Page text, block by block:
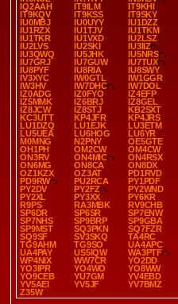
IQ2AAH
IT9ILM
IT9KHI
IT9KQV
IT9KSS
IT9SKY
IU0MBJ
IU0UYY
IU1DZZ
IU1RZX
IU1TJV
IU1TKM
IU1TKR
IU1VXD
IU2LSZ
IU2LVS
IU2SKI
IU3IIZ
IU3QWQ
IU5JHK
IU5NRS
IU7GRJ
IU7GUW
IU7TUX
IU8PYF
IU8RIA
IU8SWY
IV3XYC
IW0GTL
IW1GGR
IW3HV
IW7DHC
IW7DOL
IZ0ADG
IZ0FYO
IZ4EFP
IZ5MMK
IZ6BRJ
IZ8GEL
IZ8JCW
IZ8STJ
KB2SXT
KC3UTT
KP4JFR
KP4JRS
LU1DZQ
LU1EJK
LU3ETM
LU5UEA
LU6HOG
LU6YR
M0MNG
N2PNY
OE5GTE
OH1PH
OM2CW
OM4CW
ON3RV
ON4MIC
ON4RSX
ON6MG
ON8CA
ON8DX
OZ1KZX
OZ3AT
PD1RVD
PD9RW
PU2RCA
PY1PDF
PY2DV
PY2FZ
PY2WND
PY2XL
PY3XX
PY6KR
R9PS
RA3MBK
RV9CHB
SP6DR
SP6SR
SP7ENW
SP7NHS
SP9BRP
SP9GBA
SP9MST
SQ3PKN
SQ7FZR
SQ9SF
SV3SKQ
TA4RC
TG9AHM
TG9SO
UA4APC
UA4PAY
US5IQW
WA3PTF
WP4NIX
WW7CR
YO2DD
YO3IPR
YO4WO
YO8WW
YO9CEB
YU7GM
YV4EBD
YV5AEI
YV5JF
YV7BMZ
Z35W